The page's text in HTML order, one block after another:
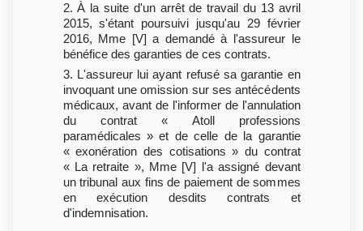
2. À la suite d'un arrêt de travail du 13 avril
2015, s'étant poursuivi jusqu'au 29 février
2016, Mme [V] a demandé à l'assureur le
bénéfice des garanties de ces contrats.
3. L'assureur lui ayant refusé sa garantie en
invoquant une omission sur ses antécédents
médicaux, avant de l'informer de l'annulation
du contrat « Atoll professions
paramédicales » et de celle de la garantie
« exonération des cotisations » du contrat
« La retraite », Mme [V] l'a assigné devant
un tribunal aux fins de paiement de sommes
en exécution desdits contrats et
d'indemnisation.